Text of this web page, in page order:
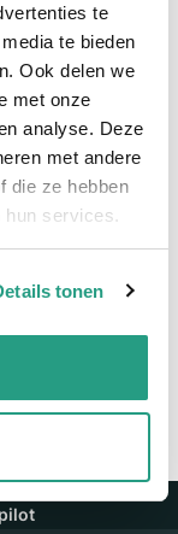
te
te bieden
Ook delen we
met onze
analyse. Deze
met andere
die ze hebben
services.
tonen
NA89 x 66
Aluminium